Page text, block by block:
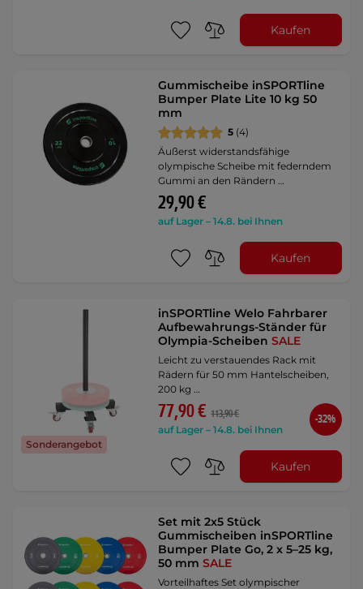
Kaufen
Gummischeibe inSPORTline
Bumper Plate Lite 10 kg 50
mm
5 (4)
Äußerst widerstandsfähige
olympische Scheibe mit federndem
Gummi an den Rändern …
29,90 €
auf Lager – 14.8. bei Ihnen
Kaufen
Sonderangebot
inSPORTline Welo Fahrbarer
Aufbewahrungs-Ständer für
Olympia-ScheibenSALE
Leicht zu verstauendes Rack mit
Rädern für 50 mm Hantelscheiben,
200 kg …
77,90 € 113,90 €
auf Lager – 14.8. bei Ihnen
-32%
Kaufen
Set mit 2x5 Stück
Gummischeiben inSPORTline
Bumper Plate Go, 2 x 5–25 kg,
50 mmSALE
Vorteilhaftes Set olympischer